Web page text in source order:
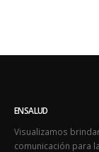
Visualizamos
comunicación para
para que nuestra